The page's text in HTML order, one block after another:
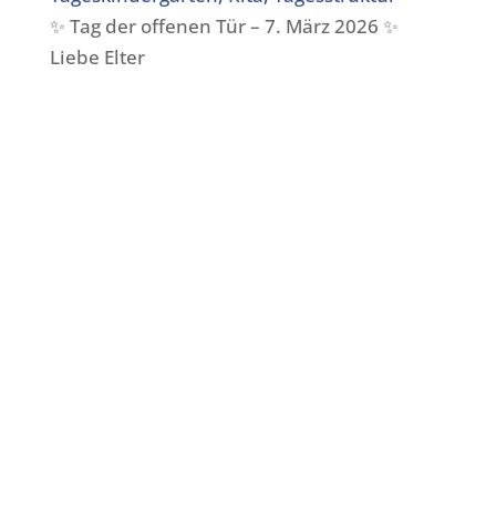
✨ Tag der offenen Tür – 7. März 2026 ✨
Liebe Elter